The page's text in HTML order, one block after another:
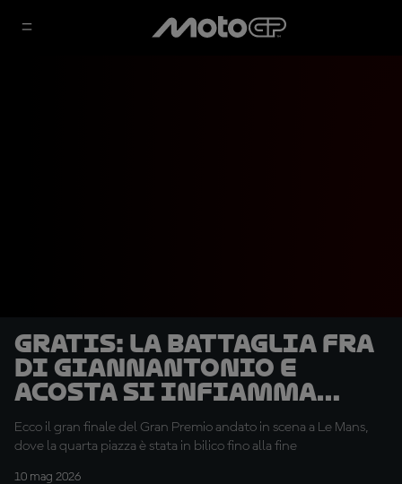
GRATIS: la battaglia fra
Di Giannantonio e
Acosta si infiamma
all'ultimo giro
Ecco il gran finale del Gran Premio andato in scena a Le Mans,
dove la quarta piazza è stata in bilico fino alla fine
10 mag 2026